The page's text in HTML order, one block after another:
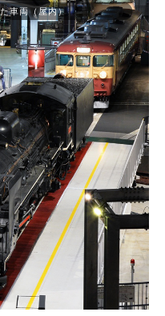
車両（屋内）